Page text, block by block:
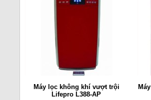
Máy lọc không khí vượt trội
Lifepro L388-AP